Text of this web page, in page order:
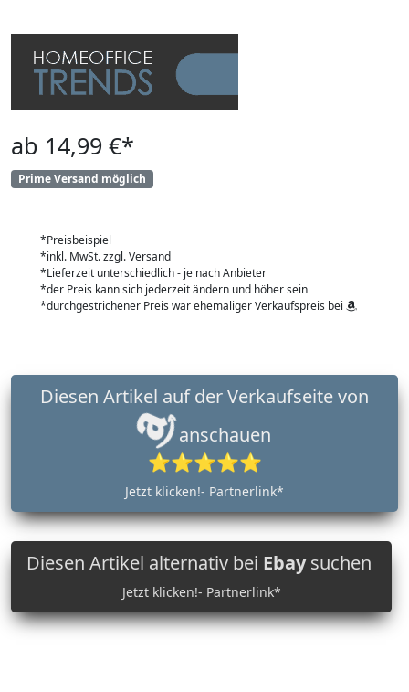
ab 14,99 €*
Prime Versand möglich
*Preisbeispiel
*inkl. MwSt. zzgl. Versand
*Lieferzeit unterschiedlich - je nach Anbieter
*der Preis kann sich jederzeit ändern und höher sein
*durchgestrichener Preis war ehemaliger Verkaufspreis bei
anschauen
⭐⭐⭐⭐⭐
Jetzt klicken!- Partnerlink*
Diesen Artikel alternativ bei Ebaysuchen
Jetzt klicken!- Partnerlink*